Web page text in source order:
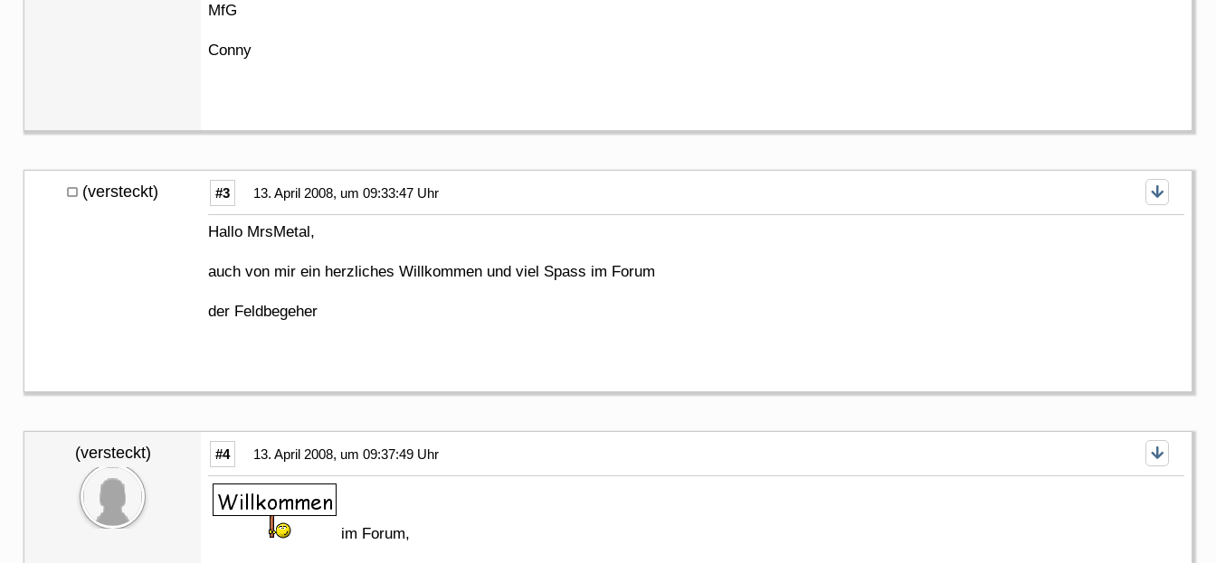
MfG
Conny
(versteckt) #3 13. April 2008, um 09:33:47 Uhr
Hallo MrsMetal,
auch von mir ein herzliches Willkommen und viel Spass im Forum
der Feldbegeher
(versteckt) #4 13. April 2008, um 09:37:49 Uhr
im Forum,